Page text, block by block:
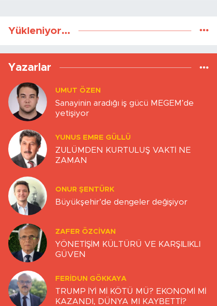
Yükleniyor...
Yazarlar
UMUT ÖZEN
Sanayinin aradığı iş gücü MEGEM’de
yetişiyor
YUNUS EMRE GÜLLÜ
ZULÜMDEN KURTULUŞ VAKTİ NE
ZAMAN
ONUR ŞENTÜRK
Büyükşehir’de dengeler değişiyor
ZAFER ÖZCIVAN
YÖNETİŞİM KÜLTÜRÜ VE KARŞILIKLI
GÜVEN
FERIDUN GÖKKAYA
TRUMP İYİ Mİ KÖTÜ MÜ? EKONOMİ Mİ
KAZANDI, DÜNYA MI KAYBETTİ?